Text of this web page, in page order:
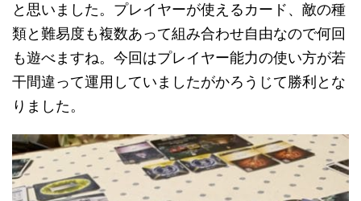
と思いました。プレイヤーが使えるカード、敵の種
類と難易度も複数あって組み合わせ自由なので何回
も遊べますね。今回はプレイヤー能力の使い方が若
干間違って運用していましたがかろうじて勝利とな
りました。